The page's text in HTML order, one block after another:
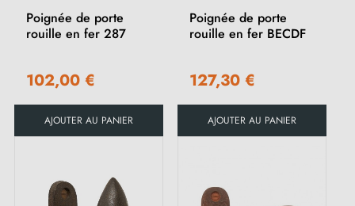
Poignée de porte
rouille en fer 287
102,00 €
AJOUTER AU PANIER
Poignée de porte
rouille en fer BECDF
127,30 €
AJOUTER AU PANIER